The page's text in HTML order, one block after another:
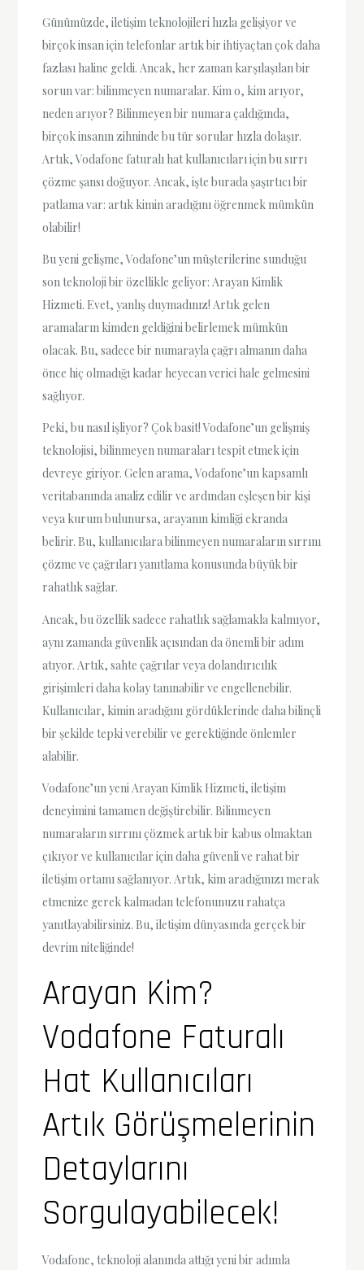
Günümüzde, iletişim teknolojileri hızla gelişiyor ve
birçok insan için telefonlar artık bir ihtiyaçtan çok daha
fazlası haline geldi. Ancak, her zaman karşılaşılan bir
sorun var: bilinmeyen numaralar. Kim o, kim arıyor,
neden arıyor? Bilinmeyen bir numara çaldığında,
birçok insanın zihninde bu tür sorular hızla dolaşır.
Artık, Vodafone faturalı hat kullanıcıları için bu sırrı
çözme şansı doğuyor. Ancak, işte burada şaşırtıcı bir
patlama var: artık kimin aradığını öğrenmek mümkün
olabilir!
Bu yeni gelişme, Vodafone’un müşterilerine sunduğu
son teknoloji bir özellikle geliyor: Arayan Kimlik
Hizmeti. Evet, yanlış duymadınız! Artık gelen
aramaların kimden geldiğini belirlemek mümkün
olacak. Bu, sadece bir numarayla çağrı almanın daha
önce hiç olmadığı kadar heyecan verici hale gelmesini
sağlıyor.
Peki, bu nasıl işliyor? Çok basit! Vodafone’un gelişmiş
teknolojisi, bilinmeyen numaraları tespit etmek için
devreye giriyor. Gelen arama, Vodafone’un kapsamlı
veritabanında analiz edilir ve ardından eşleşen bir kişi
veya kurum bulunursa, arayanın kimliği ekranda
belirir. Bu, kullanıcılara bilinmeyen numaraların sırrını
çözme ve çağrıları yanıtlama konusunda büyük bir
rahatlık sağlar.
Ancak, bu özellik sadece rahatlık sağlamakla kalmıyor,
aynı zamanda güvenlik açısından da önemli bir adım
atıyor. Artık, sahte çağrılar veya dolandırıcılık
girişimleri daha kolay tanınabilir ve engellenebilir.
Kullanıcılar, kimin aradığını gördüklerinde daha bilinçli
bir şekilde tepki verebilir ve gerektiğinde önlemler
alabilir.
Vodafone’un yeni Arayan Kimlik Hizmeti, iletişim
deneyimini tamamen değiştirebilir. Bilinmeyen
numaraların sırrını çözmek artık bir kabus olmaktan
çıkıyor ve kullanıcılar için daha güvenli ve rahat bir
iletişim ortamı sağlanıyor. Artık, kim aradığınızı merak
etmenize gerek kalmadan telefonunuzu rahatça
yanıtlayabilirsiniz. Bu, iletişim dünyasında gerçek bir
devrim niteliğinde!
Arayan Kim?
Vodafone Faturalı
Hat Kullanıcıları
Artık Görüşmelerinin
Detaylarını
Sorgulayabilecek!
Vodafone, teknoloji alanında attığı yeni bir adımla